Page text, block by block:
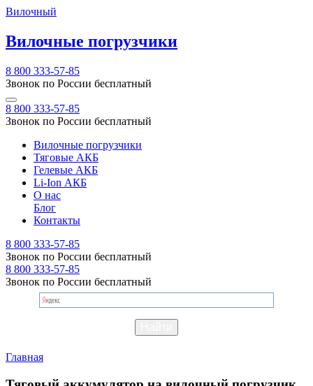
Вилочный
Вилочные погрузчики
8 800 333-57-85
Звонок по России бесплатный
8 800 333-57-85
Звонок по России бесплатный
Вилочные погрузчики
Тяговые АКБ
Гелевые АКБ
Li-Ion АКБ
О нас
Блог
Контакты
8 800 333-57-85
Звонок по России бесплатный
8 800 333-57-85
Звонок по России бесплатный
Главная